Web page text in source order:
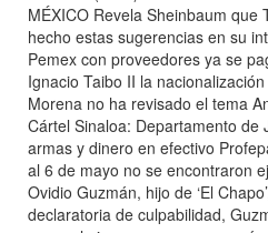
MÉXICO Revela Sheinbaum que
hecho estas sugerencias en su
Pemex con proveedores ya se
Ignacio Taibo II la
Morena no ha revisado el tema
Cártel Sinaloa: Departamento
armas y dinero en efectivo
al 6 de mayo no se encontraron
Ovidio Guzmán, hijo de ‘El
declaratoria de culpabilidad,